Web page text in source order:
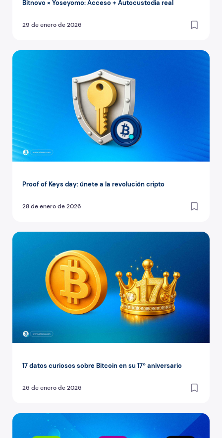
Bitnovo × Yoseyomo: Acceso + Autocustodia real
29 de enero de 2026
Proof of Keys day: únete a la revolución cripto
28 de enero de 2026
Proof of Keys day: únete a la revolución cripto
17 datos curiosos sobre Bitcoin en su 17º aniversario
26 de enero de 2026
17 datos curiosos sobre Bitcoin en su 17º aniversario
¿Qué comprar con bitcoin y otras criptomonedas?